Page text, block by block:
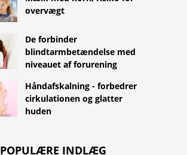
overvægt
De forbinder
blindtarmbetændelse med
niveauet af forurening
Håndafskalning - forbedrer
cirkulationen og glatter
huden
POPULÆRE INDLÆG